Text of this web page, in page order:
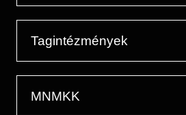
Tagintézmények
MNMKK